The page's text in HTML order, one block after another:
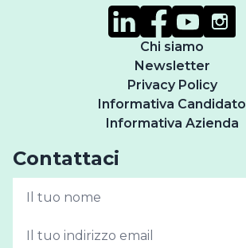
Chi siamo
Newsletter
Privacy Policy
Informativa Candidato
Informativa Azienda
Contattaci